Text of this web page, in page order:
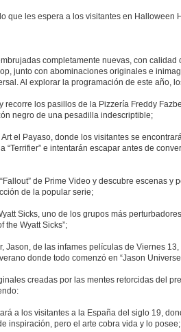
que les espera a los visitantes en Halloween
completamente nuevas, con calidad
junto con abominaciones originales e
Al explorar la programación de este año,
recorre los pasillos de la Pizzería Freddy
negro de una pesadilla indescriptible;
el Payaso, donde los visitantes se
e intentarán escapar antes de
de Prime Video y descubre escenas y
de la popular serie;
Sicks, uno de los grupos más
the Wyatt Sicks”;
Jason, de las infames películas de Viernes
donde todo comenzó en “Jason
creadas por las mentes retorcidas del
a los visitantes a la España del siglo 19,
inspiración, pero el arte cobra vida y lo posee;